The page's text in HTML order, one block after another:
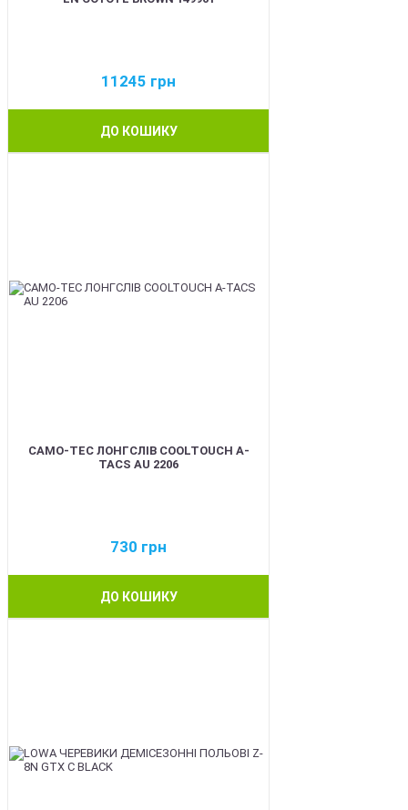
11245 грн
ДО КОШИКУ
CAMO-TEC ЛОНГСЛІВ COOLTOUCH A-
TACS AU 2206
730 грн
ДО КОШИКУ